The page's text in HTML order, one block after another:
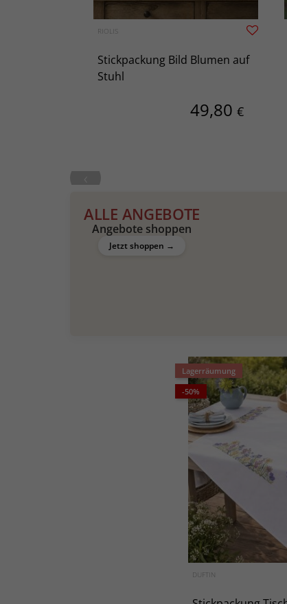
RIOLIS
Stickpackung Bild Blumen auf
Stuhl
49,80 €
‹
ALLE ANGEBOTE
Angebote shoppen
Jetzt shoppen →
Lagerräumung
-50%
DUFTIN